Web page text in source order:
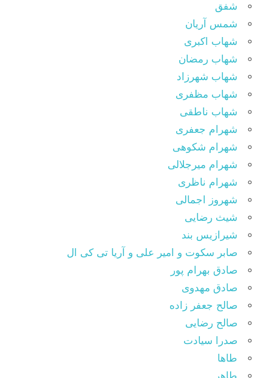
شفق
شمس آریان
شهاب اکبری
شهاب رمضان
شهاب شهرزاد
شهاب مظفری
شهاب ناطقی
شهرام جعفری
شهرام شکوهی
شهرام میرجلالی
شهرام ناظری
شهروز اجمالی
شیث رضایی
شیرازیس بند
صابر سکوت و امیر علی و آریا تی کی ال
صادق بهرام پور
صادق مهدوی
صالح جعفر زاده
صالح رضایی
صدرا سیادت
طاها